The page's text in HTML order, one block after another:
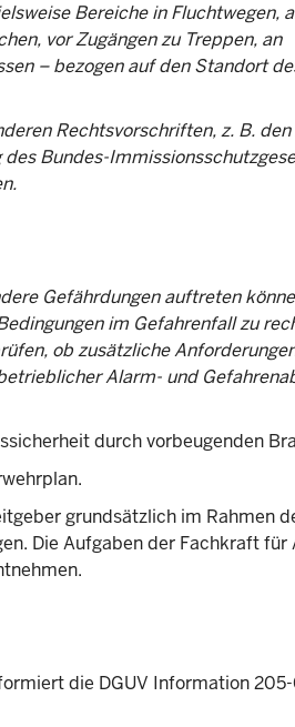
Bereiche in Fluchtwegen,
vor Zugängen zu Treppen, an
– bezogen auf den Standort
Rechtsvorschriften, z. B.
des Bundes-
Gefährdungen auftreten
im Gefahrenfall zu
ob zusätzliche
Alarm- und
durch vorbeugenden
grundsätzlich im Rahmen
Die Aufgaben der Fachkraft
die DGUV Information